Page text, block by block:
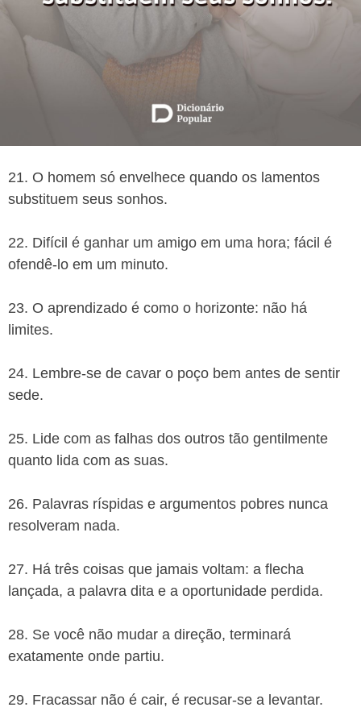
21. O homem só envelhece quando os lamentos
substituem seus sonhos.
22. Difícil é ganhar um amigo em uma hora; fácil é
ofendê-lo em um minuto.
23. O aprendizado é como o horizonte: não há
limites.
24. Lembre-se de cavar o poço bem antes de sentir
sede.
25. Lide com as falhas dos outros tão gentilmente
quanto lida com as suas.
26. Palavras ríspidas e argumentos pobres nunca
resolveram nada.
27. Há três coisas que jamais voltam: a flecha
lançada, a palavra dita e a oportunidade perdida.
28. Se você não mudar a direção, terminará
exatamente onde partiu.
29. Fracassar não é cair, é recusar-se a levantar.